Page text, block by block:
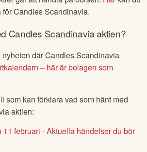
förCandles Scandinavia.
Candles Scandinaviaaktien?
nyheten därCandles Scandinavia
– här är bolagen som
som kan förklara vad som hänt med
aktien:
11 februari - Aktuella händelser du bör